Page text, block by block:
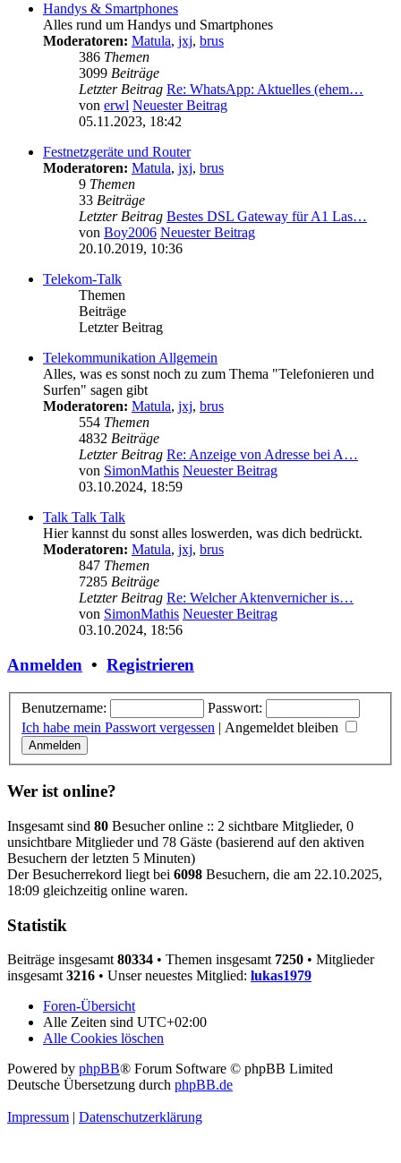
Handys & Smartphones
Alles rund um Handys und Smartphones
Moderatoren: Matula, jxj, brus
386 Themen
3099 Beiträge
Letzter Beitrag Re: WhatsApp: Aktuelles (ehem…
von erwl Neuester Beitrag
05.11.2023, 18:42
Festnetzgeräte und Router
Moderatoren: Matula, jxj, brus
9 Themen
33 Beiträge
Letzter Beitrag Bestes DSL Gateway für A1 Las…
von Boy2006 Neuester Beitrag
20.10.2019, 10:36
Telekom-Talk
Themen
Beiträge
Letzter Beitrag
Telekommunikation Allgemein
Alles, was es sonst noch zu zum Thema "Telefonieren und
Surfen" sagen gibt
Moderatoren: Matula, jxj, brus
554 Themen
4832 Beiträge
Letzter Beitrag Re: Anzeige von Adresse bei A…
von SimonMathis Neuester Beitrag
03.10.2024, 18:59
Talk Talk Talk
Hier kannst du sonst alles loswerden, was dich bedrückt.
Moderatoren: Matula, jxj, brus
847 Themen
7285 Beiträge
Letzter Beitrag Re: Welcher Aktenvernicher is…
von SimonMathis Neuester Beitrag
03.10.2024, 18:56
Anmelden • Registrieren
Benutzername:
Passwort:
Ich habe mein Passwort vergessen | Angemeldet bleiben
Wer ist online?
Insgesamt sind 80 Besucher online :: 2 sichtbare Mitglieder, 0
unsichtbare Mitglieder und 78 Gäste (basierend auf den aktiven
Besuchern der letzten 5 Minuten)
Der Besucherrekord liegt bei 6098 Besuchern, die am 22.10.2025,
18:09 gleichzeitig online waren.
Statistik
Beiträge insgesamt 80334 • Themen insgesamt 7250 • Mitglieder
insgesamt 3216 • Unser neuestes Mitglied: lukas1979
Foren-Übersicht
Alle Zeiten sind UTC+02:00
Alle Cookies löschen
Powered by phpBB® Forum Software © phpBB Limited
Deutsche Übersetzung durch phpBB.de
Impressum | Datenschutzerklärung